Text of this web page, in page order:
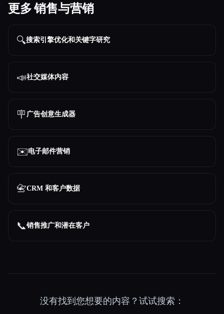
更多 销售与营销
🔍搜索引擎优化和关键字研究
📣社交媒体内容
🪧 广告创意生成器
✉️电子邮件营销
📇CRM 和客户数据
📞销售推广和潜在客户
没有找到您想要的内容？试试搜索：